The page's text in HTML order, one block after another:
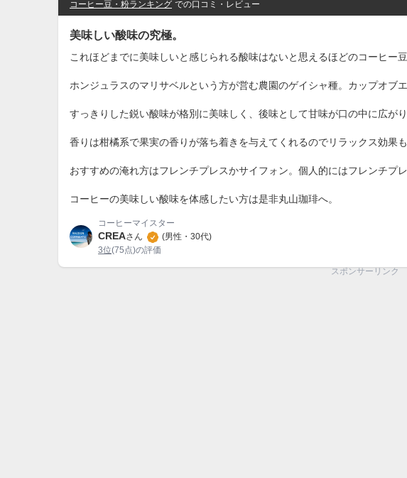
コーヒー豆・粉ランキング での口コミ・レビュー
美味しい酸味の究極。
これほどまでに美味しいと感じられる酸味はないと思えるほどのコーヒー豆
ホンジュラスのマリサベルという方が営む農園のゲイシャ種。カップオブ
すっきりした鋭い酸味が格別に美味しく、後味として甘味が口の中に広がり
香りは柑橘系で果実の香りが落ち着きを与えてくれるのでリラックス効果も
おすすめの淹れ方はフレンチプレスかサイフォン。個人的にはフレンチプ
コーヒーの美味しい酸味を体感したい方は是非丸山珈琲へ。
コーヒーマイスター
CREAさん
(男性・30代)
3位(75点)の評価
スポンサーリンク